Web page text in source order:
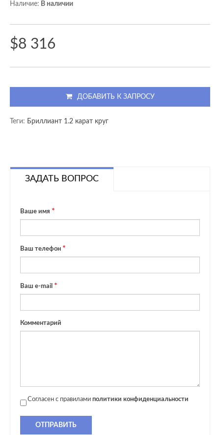
Наличие: В наличии
$8 316
ДОБАВИТЬ К ЗАПРОСУ
Теги: Бриллиант 1.2 карат круг
ЗАДАТЬ ВОПРОС
Ваше имя
Ваш телефон
Ваш e-mail
Комментарий
Согласен с правилами политики конфиденциальности
ОТПРАВИТЬ